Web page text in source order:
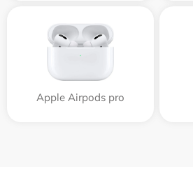
Apple Airpods pro